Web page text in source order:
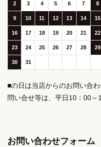
2 3 4 5 6 7 8
9 10 11 12 13 14 15
16 17 18 19 20 21 22
23 24 25 26 27 28 29
30 31
■の日は当店からのお問い合
問い合せ等は、平日10：00～
お問い合わせフォーム